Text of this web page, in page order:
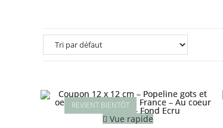
Vue rapide